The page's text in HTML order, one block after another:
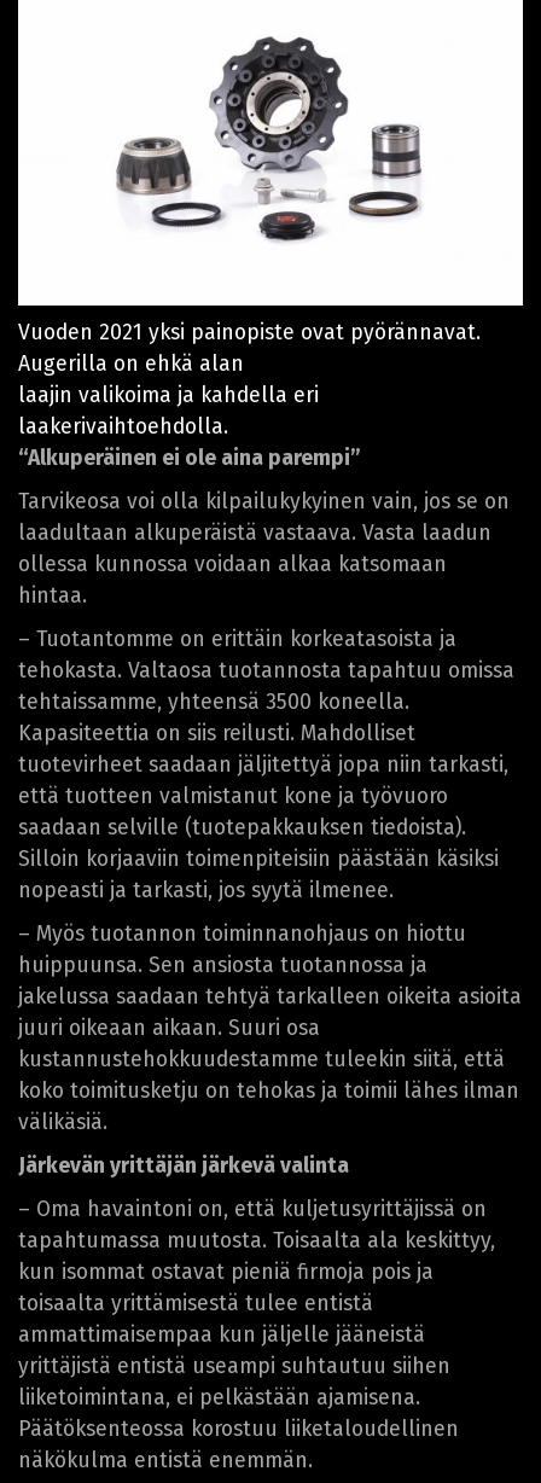
Vuoden 2021 yksi painopiste ovat pyörännavat.
Augerilla on ehkä alan
laajin valikoima ja kahdella eri
laakerivaihtoehdolla.
“Alkuperäinen ei ole aina parempi”
Tarvikeosa voi olla kilpailukykyinen vain, jos se on
laadultaan alkuperäistä vastaava. Vasta laadun
ollessa kunnossa voidaan alkaa katsomaan
hintaa.
– Tuotantomme on erittäin korkeatasoista ja
tehokasta. Valtaosa tuotannosta tapahtuu omissa
tehtaissamme, yhteensä 3500 koneella.
Kapasiteettia on siis reilusti. Mahdolliset
tuotevirheet saadaan jäljitettyä jopa niin tarkasti,
että tuotteen valmistanut kone ja työvuoro
saadaan selville (tuotepakkauksen tiedoista).
Silloin korjaaviin toimenpiteisiin päästään käsiksi
nopeasti ja tarkasti, jos syytä ilmenee.
– Myös tuotannon toiminnanohjaus on hiottu
huippuunsa. Sen ansiosta tuotannossa ja
jakelussa saadaan tehtyä tarkalleen oikeita asioita
juuri oikeaan aikaan. Suuri osa
kustannustehokkuudestamme tuleekin siitä, että
koko toimitusketju on tehokas ja toimii lähes ilman
välikäsiä.
Järkevän yrittäjän järkevä valinta
– Oma havaintoni on, että kuljetusyrittäjissä on
tapahtumassa muutosta. Toisaalta ala keskittyy,
kun isommat ostavat pieniä firmoja pois ja
toisaalta yrittämisestä tulee entistä
ammattimaisempaa kun jäljelle jääneistä
yrittäjistä entistä useampi suhtautuu siihen
liiketoimintana, ei pelkästään ajamisena.
Päätöksenteossa korostuu liiketaloudellinen
näkökulma entistä enemmän.